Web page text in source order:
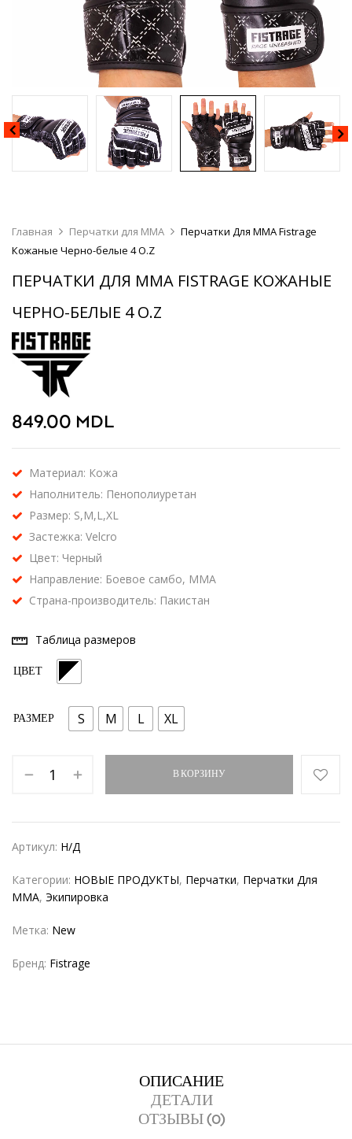
Главная Перчатки для MMA
Перчатки Для MMA Fistrage
Кожаные Черно-белые 4 O.Z
ПЕРЧАТКИ ДЛЯ MMA FISTRAGE КОЖАНЫЕ
ЧЕРНО-БЕЛЫЕ 4 O.Z
849.00 MDL
Материал: Кожа
Наполнитель: Пенополиуретан
Размер: S,M,L,XL
Застежка: Velcro
Цвет: Черный
Направление: Боевое самбо, ММА
Страна-производитель: Пакистан
Таблица размеров
ЦВЕТ
РАЗМЕР S M L XL
В КОРЗИНУ
Артикул: Н/Д
Категории: НОВЫЕ ПРОДУКТЫ, Перчатки, Перчатки Для
MMA, Экипировка
Метка: New
Бренд: Fistrage
ОПИСАНИЕ
ДЕТАЛИ
ОТЗЫВЫ (0)